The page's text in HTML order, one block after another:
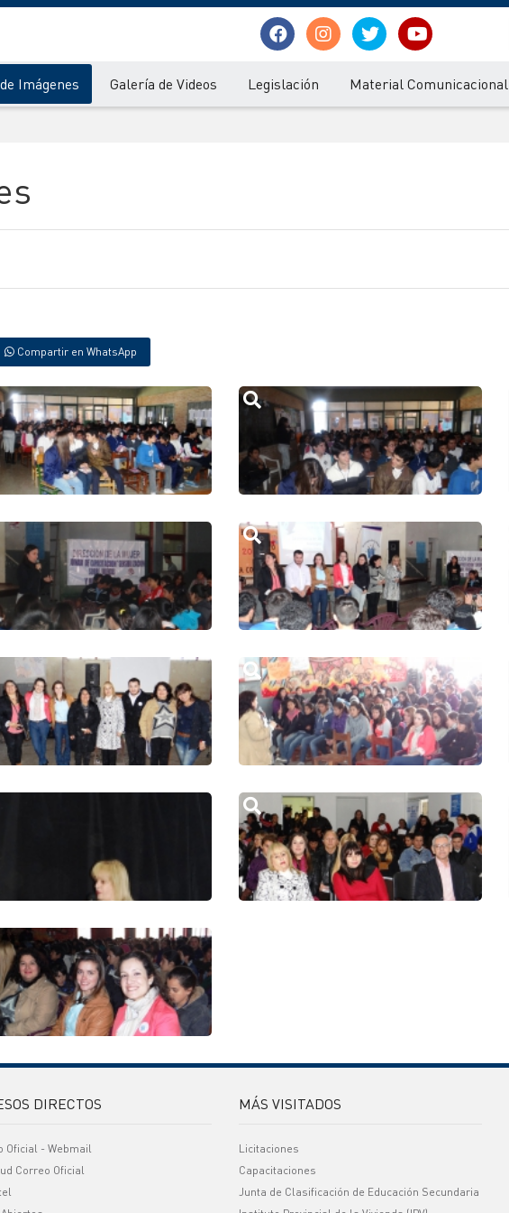
Imágenes Galería de Videos Legislación Material Comunicacional
Compartir en WhatsApp
DIRECTOS
Oficial - Webmail
Correo Oficial
MÁS VISITADOS
Licitaciones
Capacitaciones
Junta de Clasificación de Educación Secundaria